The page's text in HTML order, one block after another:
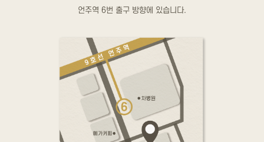
언주역 6번 출구 방향에 있습니다.